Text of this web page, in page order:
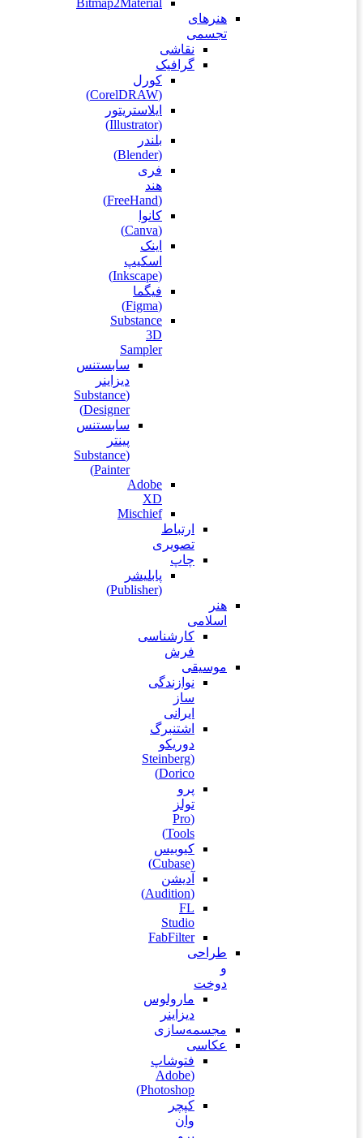
هنرهای
تجسمی
نقاشی‌
گرافیک
کورل
(CorelDRAW)
ایلاستریتور
(Illustrator)
بلندر
(Blender)
فری
هند
(FreeHand)
کانوا
(Canva)
اینک
اسکیپ
(Inkscape)
فیگما
(Figma‎)
Substance
3D
Sampler
سابستنس
دیزاینر
(Substance
Designer)
سابستنس
پینتر
(Substance
Painter)
Adobe
XD
Mischief
ارتباط
تصویری
چاپ
پابلیشر
(Publisher)
هنر
اسلامی
کارشناسی
فرش
موسیقی
نوازندگی
ساز
ایرانی
اشتنبرگ
دوریکو
(Steinberg
Dorico)
پرو
تولز
(Pro
Tools)
کیوبیس
(Cubase‎)
آدیشن
(Audition)
FL
Studio
FabFilter
طراحی
و
دوخت
مارولوس
دیزاینر
مجسمه‌سازی‌
عکاسی
فتوشاپ
(Adobe
Photoshop)
کپچر
وان